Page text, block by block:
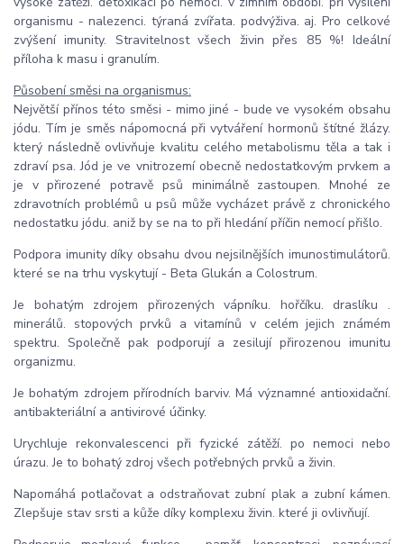
organismu - nalezenci. týraná zvířata. podvýživa. aj. Pro celkové
zvýšení imunity. Stravitelnost všech živin přes 85 %! Ideální
příloha k masu i granulím.
Působení směsi na organismus:
Největší přínos této směsi - mimo jiné - bude ve vysokém obsahu
jódu. Tím je směs nápomocná při vytváření hormonů štítné žlázy.
který následně ovlivňuje kvalitu celého metabolismu těla a tak i
zdraví psa. Jód je ve vnitrozemí obecně nedostatkovým prvkem a
je v přirozené potravě psů minimálně zastoupen. Mnohé ze
zdravotních problémů u psů může vycházet právě z chronického
nedostatku jódu. aniž by se na to při hledání příčin nemocí přišlo.
Podpora imunity díky obsahu dvou nejsilnějších imunostimulátorů.
které se na trhu vyskytují - Beta Glukán a Colostrum.
Je bohatým zdrojem přirozených vápníku. hořčíku. draslíku .
minerálů. stopových prvků a vitamínů v celém jejich známém
spektru. Společně pak podporují a zesilují přirozenou imunitu
organizmu.
Je bohatým zdrojem přírodních barviv. Má významné antioxidační.
antibakteriální a antivirové účinky.
Urychluje rekonvalescenci při fyzické zátěží. po nemoci nebo
úrazu. Je to bohatý zdroj všech potřebných prvků a živin.
Napomáhá potlačovat a odstraňovat zubní plak a zubní kámen.
Zlepšuje stav srsti a kůže díky komplexu živin. které ji ovlivňují.